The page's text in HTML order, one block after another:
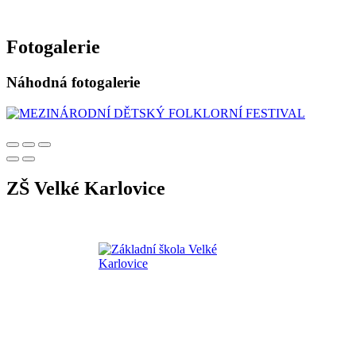
Fotogalerie
Náhodná fotogalerie
ZŠ Velké Karlovice